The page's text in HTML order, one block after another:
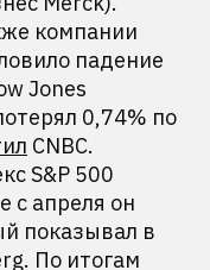
компании
падение
Jones
0,74% по
CNBC.
S&P 500
с апреля он
показывал в
По итогам